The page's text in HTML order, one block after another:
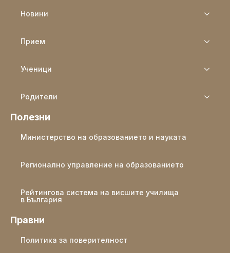
Новини
Прием
Ученици
Родители
Полезни
Министерство на образованието и науката
Регионално управление на образованието
Рейтингова система на висшите училища
в България
Правни
Политика за поверителност